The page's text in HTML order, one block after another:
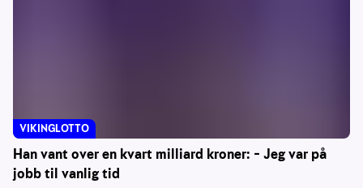
Han vant over en kvart milliard kroner: – Jeg var på
jobb til vanlig tid
VIKINGLOTTO